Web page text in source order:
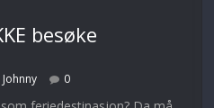
besøke
0